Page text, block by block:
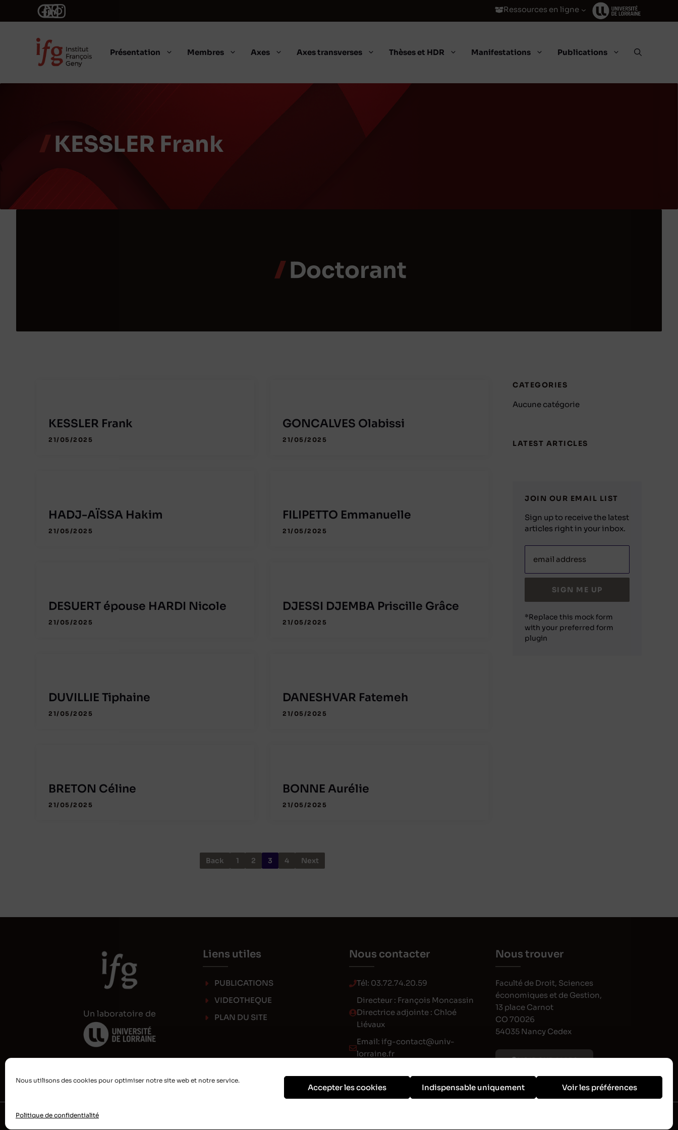
Nous utilisons des cookies pour optimiser notre site web et notre service.
Accepter les cookies Indispensable uniquement Voir les préférences
Politique de confidentialité
Ressources en ligne
Présentation Membres Axes Axes transverses Thèses et HDR Manifestations Publications
KESSLER Frank
Doctorant
KESSLER Frank
21/05/2025
GONCALVES Olabissi
21/05/2025
HADJ-AÏSSA Hakim
21/05/2025
FILIPETTO Emmanuelle
21/05/2025
DESUERT épouse HARDI Nicole
21/05/2025
DJESSI DJEMBA Priscille Grâce
21/05/2025
DUVILLIE Tiphaine
21/05/2025
DANESHVAR Fatemeh
21/05/2025
BRETON Céline
21/05/2025
BONNE Aurélie
21/05/2025
Back 1 2 3 4 Next
CATEGORIES
Aucune catégorie
LATEST ARTICLES
JOIN OUR EMAIL LIST
Sign up to receive the latest
articles right in your inbox.
email address
SIGN ME UP
*Replace this mock form
with your preferred form
plugin
Un laboratoire de
Liens utiles
PUBLICATIONS
VIDEOTHEQUE
PLAN DU SITE
Nous contacter
Tél: 03.72.74.20.59
Directeur : François Moncassin
Directrice adjointe : Chloé
Liévaux
Email: ifg-contact@univ-
lorraine.fr
Nous trouver
Faculté de Droit, Sciences
économiques et de Gestion,
13 place Carnot
CO 70026
54035 Nancy Cedex
VOIR SUR MAPS